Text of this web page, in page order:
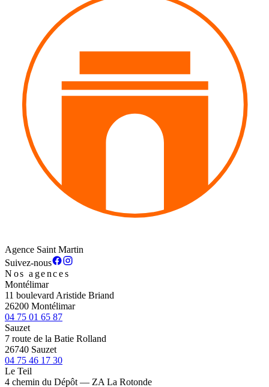
Agence Saint Martin
Suivez-nous
Nos agences
Montélimar
11 boulevard Aristide Briand
26200 Montélimar
04 75 01 65 87
Sauzet
7 route de la Batie Rolland
26740 Sauzet
04 75 46 17 30
Le Teil
4 chemin du Dépôt — ZA La Rotonde